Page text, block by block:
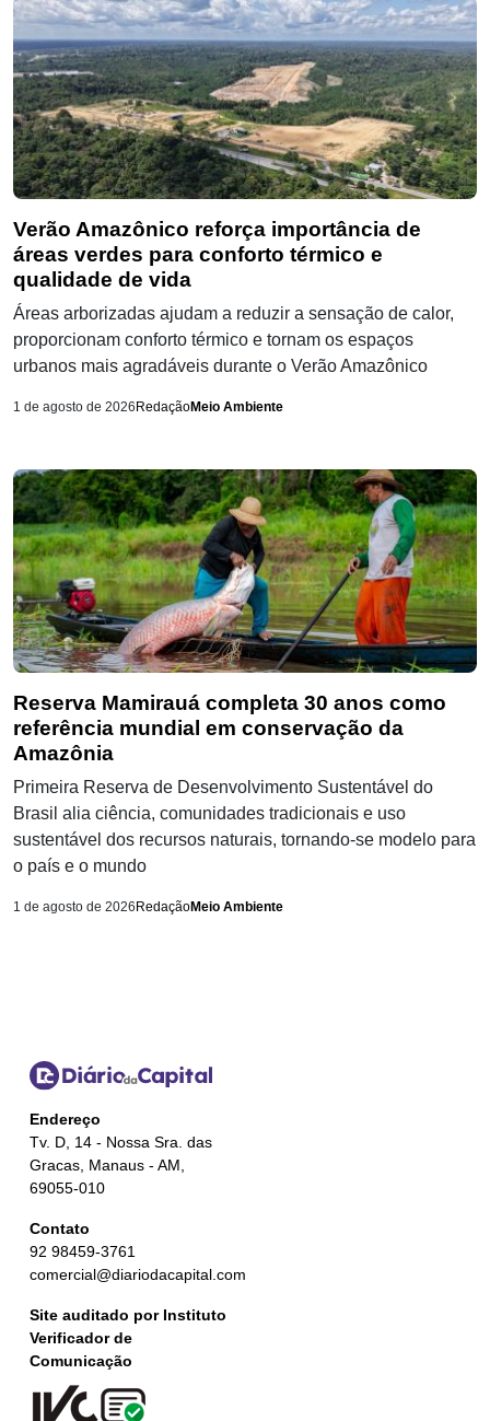
Verão Amazônico reforça importância de
áreas verdes para conforto térmico e
qualidade de vida
Áreas arborizadas ajudam a reduzir a sensação de calor,
proporcionam conforto térmico e tornam os espaços
urbanos mais agradáveis durante o Verão Amazônico
1 de agosto de 2026RedaçãoMeio Ambiente
Reserva Mamirauá completa 30 anos como
referência mundial em conservação da
Amazônia
Primeira Reserva de Desenvolvimento Sustentável do
Brasil alia ciência, comunidades tradicionais e uso
sustentável dos recursos naturais, tornando-se modelo para
o país e o mundo
1 de agosto de 2026RedaçãoMeio Ambiente
Endereço
Tv. D, 14 - Nossa Sra. das
Gracas, Manaus - AM,
69055-010
Contato
92 98459-3761
comercial@diariodacapital.com
Site auditado por Instituto
Verificador de
Comunicação